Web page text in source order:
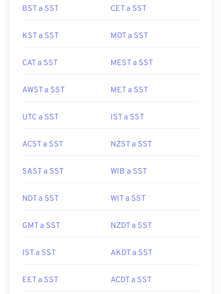
BST a SST CET a SST
KST a SST MDT a SST
CAT a SST MEST a SST
AWST a SST MET a SST
UTC a SST IST a SST
ACST a SST NZST a SST
SAST a SST WIB a SST
NDT a SST WIT a SST
GMT a SST NZDT a SST
IST a SST AKDT a SST
EET a SST ACDT a SST